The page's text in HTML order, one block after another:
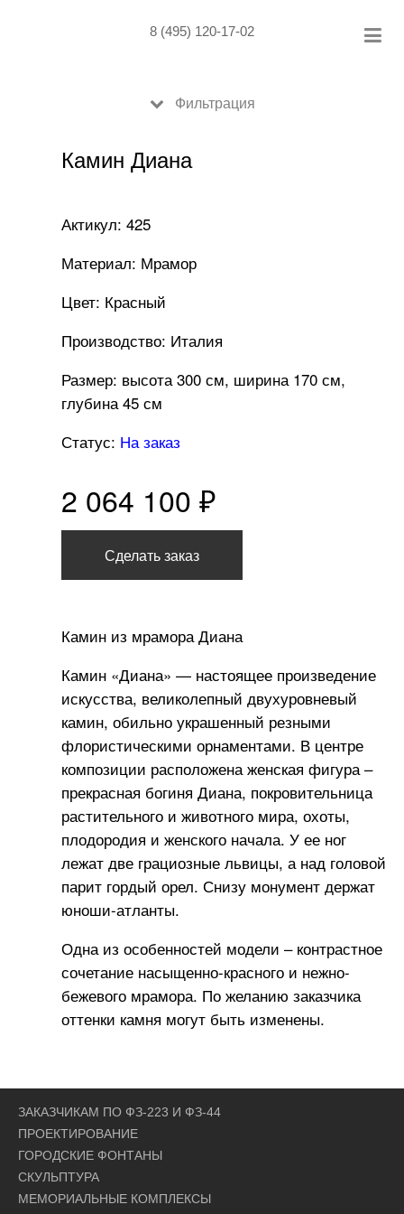
8 (495) 120-17-02
Фильтрация
Камин Диана
Актикул: 425
Материал: Мрамор
Цвет: Красный
Производство: Италия
Размер: высота 300 см, ширина 170 см,
глубина 45 см
Статус: На заказ
2 064 100 ₽
Сделать заказ
Камин из мрамора Диана
Камин «Диана» — настоящее произведение
искусства, великолепный двухуровневый
камин, обильно украшенный резными
флористическими орнаментами. В центре
композиции расположена женская фигура –
прекрасная богиня Диана, покровительница
растительного и животного мира, охоты,
плодородия и женского начала. У ее ног
лежат две грациозные львицы, а над головой
парит гордый орел. Снизу монумент держат
юноши-атланты.
Одна из особенностей модели – контрастное
сочетание насыщенно-красного и нежно-
бежевого мрамора. По желанию заказчика
оттенки камня могут быть изменены.
ЗАКАЗЧИКАМ ПО ФЗ-223 И ФЗ-44
ПРОЕКТИРОВАНИЕ
ГОРОДСКИЕ ФОНТАНЫ
СКУЛЬПТУРА
МЕМОРИАЛЬНЫЕ КОМПЛЕКСЫ